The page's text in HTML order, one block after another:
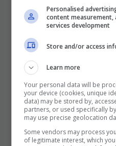
I Pro E I Contro Di
Che Punta A
Per Sempre
Personalised
content measurement,
services development
Store and/or access
Learn more
Your personal data will be
your device (cookies, unique
data) may be stored by,
partners, or used specifically
may use precise geolocation
Some vendors may process
of legitimate interest, which